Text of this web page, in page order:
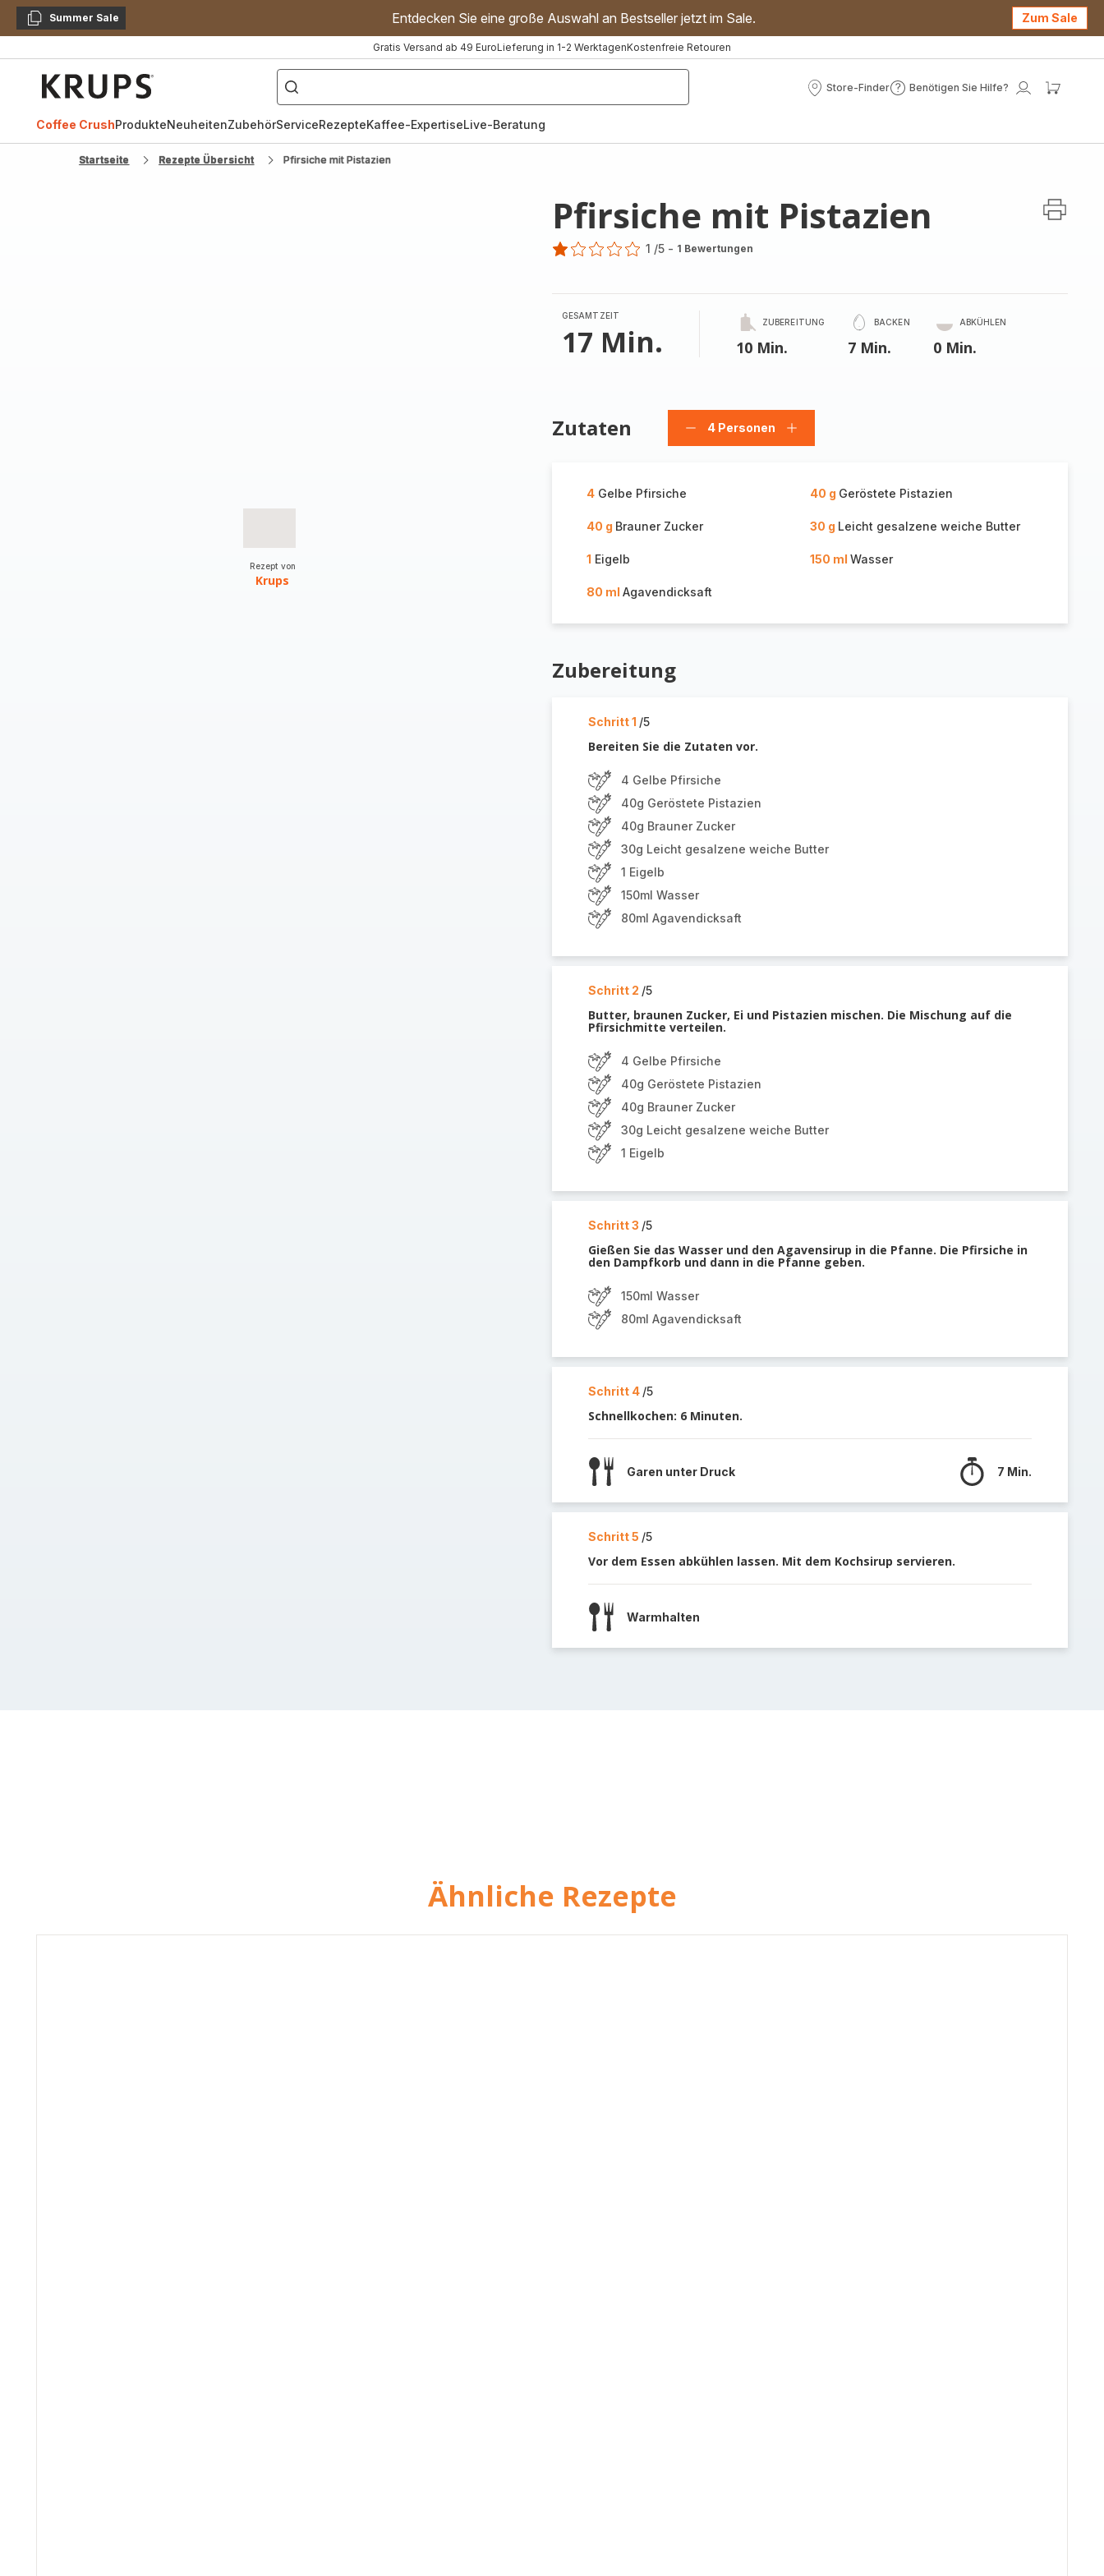
KopierenSummer Sale Entdecken Sie eine große Auswahl an Bestseller jetzt im Sale. Zum Sale
Gratis Versand ab 49 EuroLieferung in 1-2 WerktagenKostenfreie Retouren
["Kaffeevollautomat","Handmixer","Waffeleisen"]
Store-Finder
Store-
Benötigen Sie Hilfe?
Benötigen
Mein
Coffee CrushProdukteNeuheitenZubehörServiceRezepteKaffee-ExpertiseLive-Beratung
Startseite Rezepte Übersicht Pfirsiche mit Pistazien
Rezept von
Krups
Pfirsiche mit Pistazien
1
Stern
(Durchschnitt)
1 /5 - 1 Bewertungen
GESAMTZEIT
17 Min.
ZUBEREITUNG
10 Min.
BACKEN
7 Min.
ABKÜHLEN
0 Min.
Zutaten
Personen
4 Personen
Personen
4Gelbe Pfirsiche 40 g Geröstete Pistazien
40 g Brauner Zucker 30 g Leicht gesalzene weiche Butter
1 Eigelb 150 ml Wasser
80 ml Agavendicksaft
Zubereitung
Schritt 1 /5
Bereiten Sie die Zutaten vor.
4 Gelbe Pfirsiche
40g Geröstete Pistazien
40g Brauner Zucker
30g Leicht gesalzene weiche Butter
1 Eigelb
150ml Wasser
80ml Agavendicksaft
Schritt 2 /5
Butter, braunen Zucker, Ei und Pistazien mischen. Die Mischung auf die
Pfirsichmitte verteilen.
4 Gelbe Pfirsiche
40g Geröstete Pistazien
40g Brauner Zucker
30g Leicht gesalzene weiche Butter
1 Eigelb
Schritt 3 /5
Gießen Sie das Wasser und den Agavensirup in die Pfanne. Die Pfirsiche in
den Dampfkorb und dann in die Pfanne geben.
150ml Wasser
80ml Agavendicksaft
Schritt 4 /5
Schnellkochen: 6 Minuten.
Garen unter Druck 7 Min.
Schritt 5 /5
Vor dem Essen abkühlen lassen. Mit dem Kochsirup servieren.
Warmhalten
Ähnliche Rezepte